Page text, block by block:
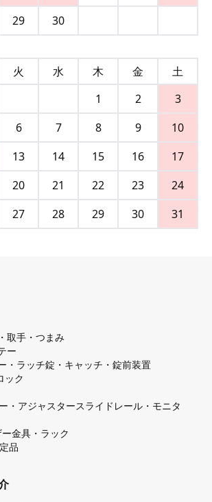
29 30
火 水 木 金
土
1
2
3
6 7 8 9
10
13 14 15 16
17
20 21 22 23
24
27 28 29 30 31
取手・つまみ
ー
・ラッチ錠・キャッチ・錠前装置
ック
・アジャスタースライドレール・モニタ
金具・ラック
品